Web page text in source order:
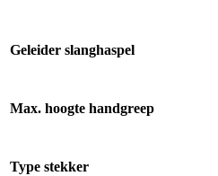
Geleider slanghaspel
Max. hoogte handgreep
Type stekker